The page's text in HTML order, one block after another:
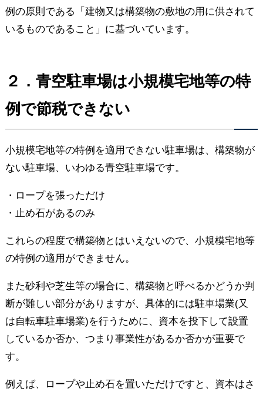
例の原則である「建物又は構築物の敷地の用に供されて
いるものであること」に基づいています。
２．青空駐車場は小規模宅地等の特
例で節税できない
小規模宅地等の特例を適用できない駐車場は、構築物が
ない駐車場、いわゆる青空駐車場です。
・ロープを張っただけ
・止め石があるのみ
これらの程度で構築物とはいえないので、小規模宅地等
の特例の適用ができません。
また砂利や芝生等の場合に、構築物と呼べるかどうか判
断が難しい部分がありますが、具体的には駐車場業(又
は自転車駐車場業)を行うために、資本を投下して設置
しているか否か、つまり事業性があるか否かが重要で
す。
例えば、ロープや止め石を置いただけですと、資本はさ